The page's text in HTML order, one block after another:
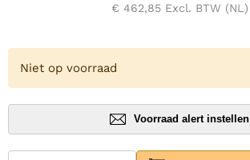
€ 462,85Excl. BTW (NL)
Niet op voorraad
Voorraad alert instellen